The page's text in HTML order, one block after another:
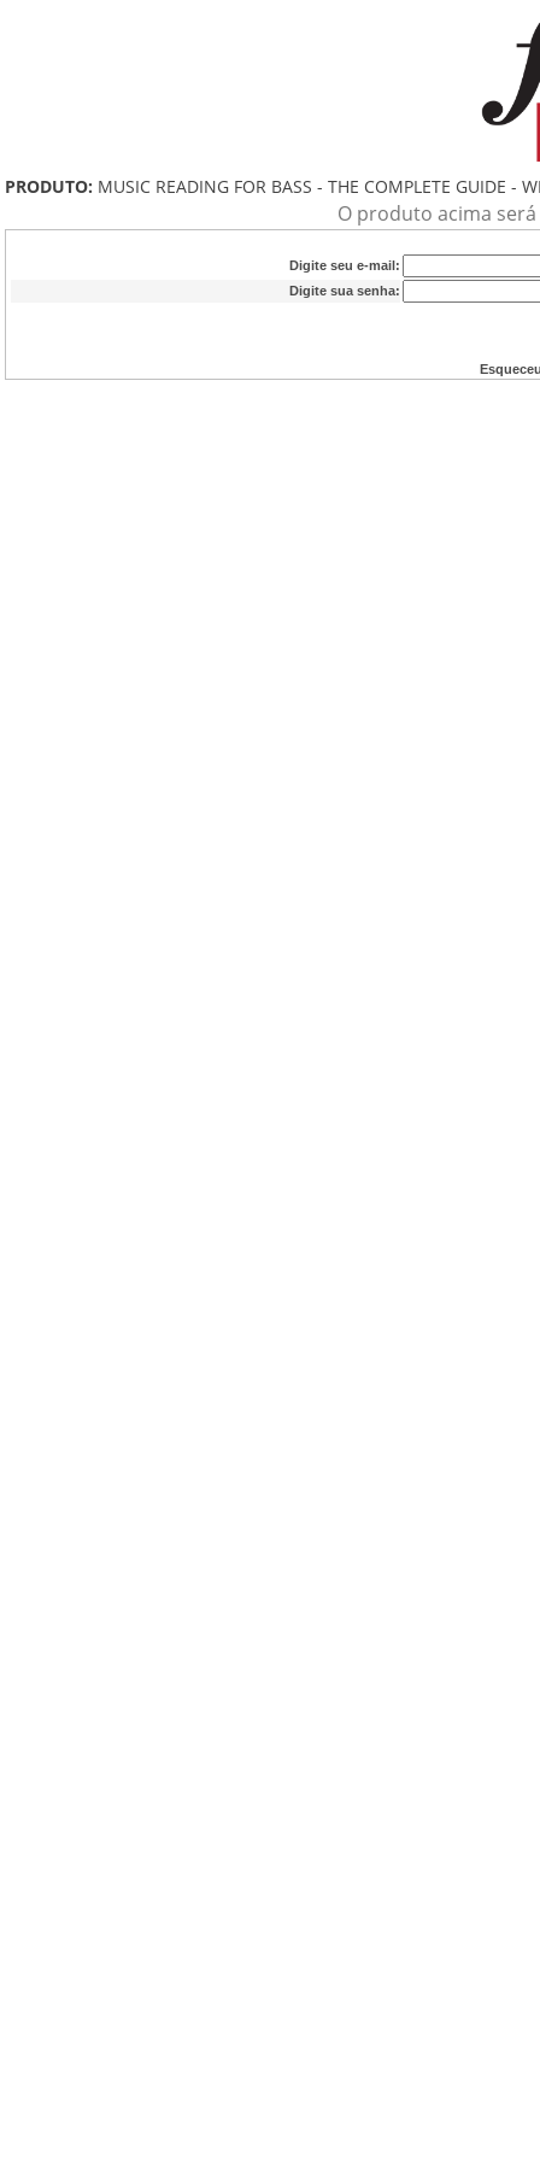
PRODUTO: MUSIC READING FOR BASS - THE COMPLETE GUIDE -
O produto acima
Digite seu e-mail:
Digite sua senha: